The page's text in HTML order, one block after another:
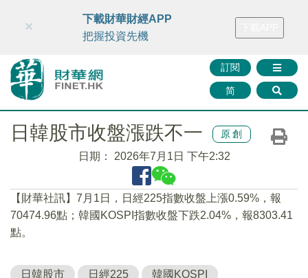
財華智庫網 FINTV FINMETA 財華證券 媒體矩陣
訂閱
简
×
下載財華財經APP
把握投資先機
日韓股市收盤漲跌不一 原創
日期： 2026年7月1日 下午2:32
【財華社訊】7月1日，日經225指數收盤上漲0.59%，報
70474.96點；韓國KOSPI指數收盤下跌2.04%，報8303.41
點。
日韓股市 日經225 韓國KOSPI